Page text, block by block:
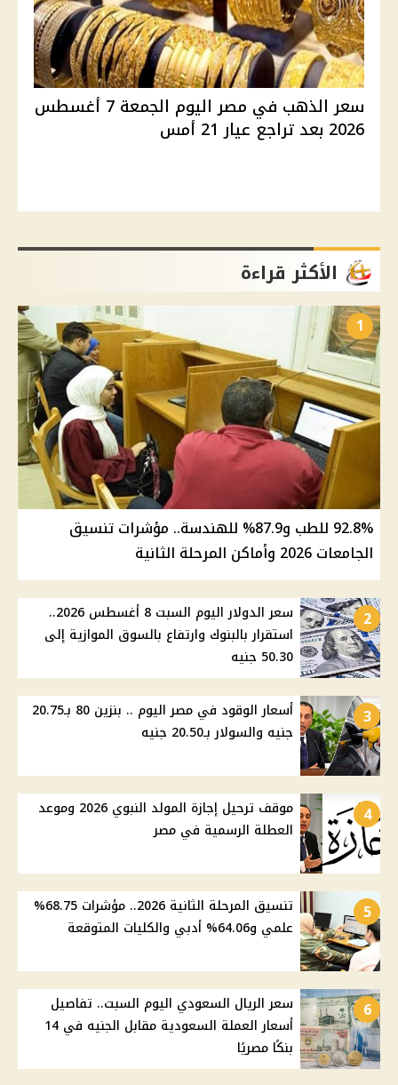
سعر الذهب في مصر اليوم الجمعة 7 أغسطس
2026 بعد تراجع عيار 21 أمس
الأكثر قراءة
1
92.8% للطب و87.9% للهندسة.. مؤشرات تنسيق
الجامعات 2026 وأماكن المرحلة الثانية
2
سعر الدولار اليوم السبت 8 أغسطس 2026..
استقرار بالبنوك وارتفاع بالسوق الموازية إلى
50.30 جنيه
3
أسعار الوقود في مصر اليوم .. بنزين 80 بـ20.75
جنيه والسولار بـ20.50 جنيه
4
موقف ترحيل إجازة المولد النبوي 2026 وموعد
العطلة الرسمية في مصر
5
تنسيق المرحلة الثانية 2026.. مؤشرات 68.75%
علمي و64.06% أدبي والكليات المتوقعة
6
سعر الريال السعودي اليوم السبت.. تفاصيل
أسعار العملة السعودية مقابل الجنيه في 14
بنكًا مصريًا